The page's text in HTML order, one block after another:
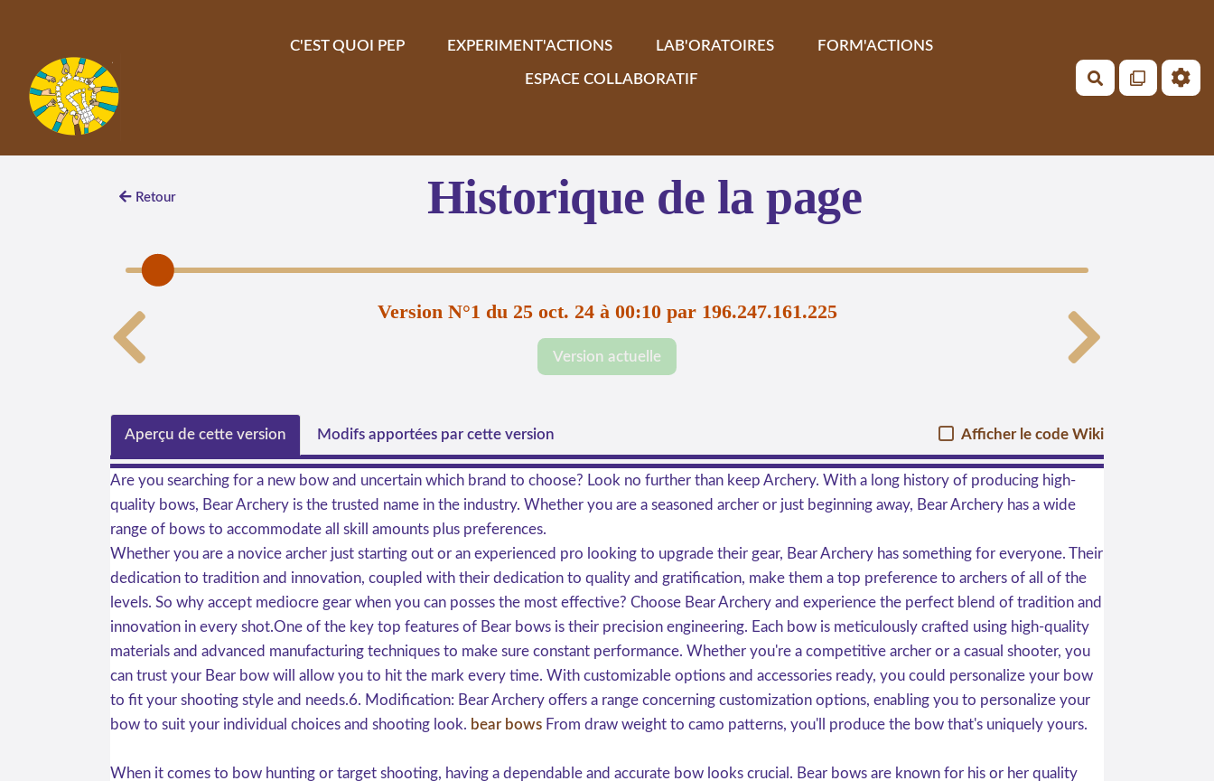
C'EST QUOI PEP
EXPERIMENT'ACTIONS LAB'ORATOIRES FORM'ACTIONS
ESPACE COLLABORATIF Rechercher
Retour Historique de la page
Version N°1 du 25 oct. 24 à 00:10 par 196.247.161.225
Version actuelle
Aperçu de cette version Modifs apportées par cette version Afficher le code Wiki